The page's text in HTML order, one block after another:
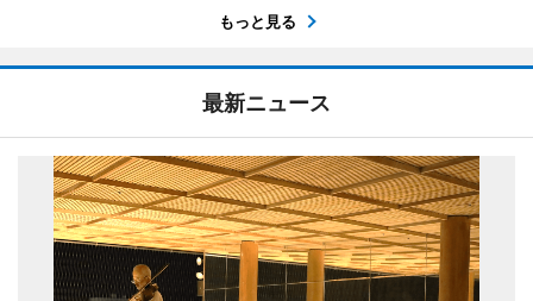
もっと見る
最新ニュース